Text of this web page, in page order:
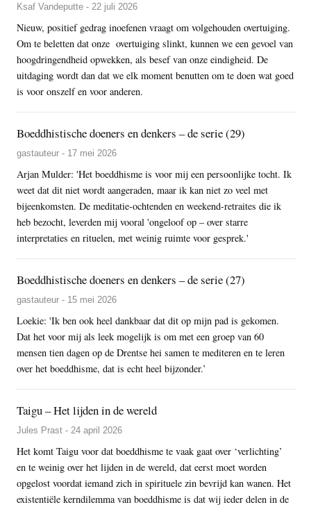
Ksaf Vandeputte - 22 juli 2026
Nieuw, positief gedrag inoefenen vraagt om volgehouden overtuiging.
Om te beletten dat onze overtuiging slinkt, kunnen we een gevoel van
hoogdringendheid opwekken, als besef van onze eindigheid. De
uitdaging wordt dan dat we elk moment benutten om te doen wat goed
is voor onszelf en voor anderen.
Boeddhistische doeners en denkers – de serie (29)
gastauteur - 17 mei 2026
Arjan Mulder: 'Het boeddhisme is voor mij een persoonlijke tocht. Ik
weet dat dit niet wordt aangeraden, maar ik kan niet zo veel met
bijeenkomsten. De meditatie-ochtenden en weekend-retraites die ik
heb bezocht, leverden mij vooral 'ongeloof op – over starre
interpretaties en rituelen, met weinig ruimte voor gesprek.'
Boeddhistische doeners en denkers – de serie (27)
gastauteur - 15 mei 2026
Loekie: 'Ik ben ook heel dankbaar dat dit op mijn pad is gekomen.
Dat het voor mij als leek mogelijk is om met een groep van 60
mensen tien dagen op de Drentse hei samen te mediteren en te leren
over het boeddhisme, dat is echt heel bijzonder.’
Taigu – Het lijden in de wereld
Jules Prast - 24 april 2026
Het komt Taigu voor dat boeddhisme te vaak gaat over ‘verlichting’
en te weinig over het lijden in de wereld, dat eerst moet worden
opgelost voordat iemand zich in spirituele zin bevrijd kan wanen. Het
existentiële kerndilemma van boeddhisme is dat wij ieder delen in de